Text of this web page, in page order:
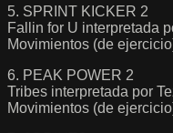
5. SPRINT KICKER 2
Fallin for U interpretada
Movimientos (de
6. PEAK POWER 2
Tribes interpretada por
Movimientos (de